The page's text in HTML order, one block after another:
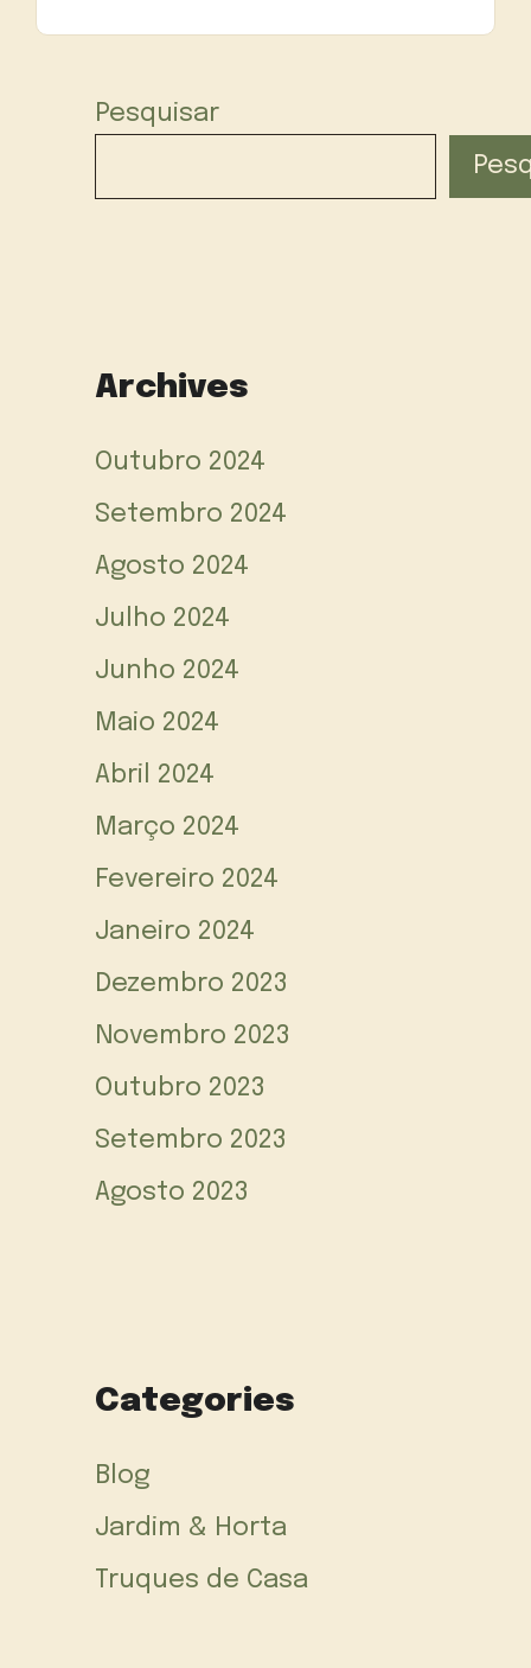
Pesquisar
Archives
Outubro 2024
Setembro 2024
Agosto 2024
Julho 2024
Junho 2024
Maio 2024
Abril 2024
Março 2024
Fevereiro 2024
Janeiro 2024
Dezembro 2023
Novembro 2023
Outubro 2023
Setembro 2023
Agosto 2023
Categories
Blog
Jardim & Horta
Truques de Casa